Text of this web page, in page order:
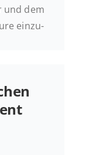
und dem
ein­zu­